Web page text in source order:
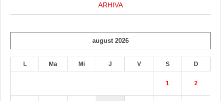
ARHIVA
august 2026
L Ma Mi J V S D
1 2